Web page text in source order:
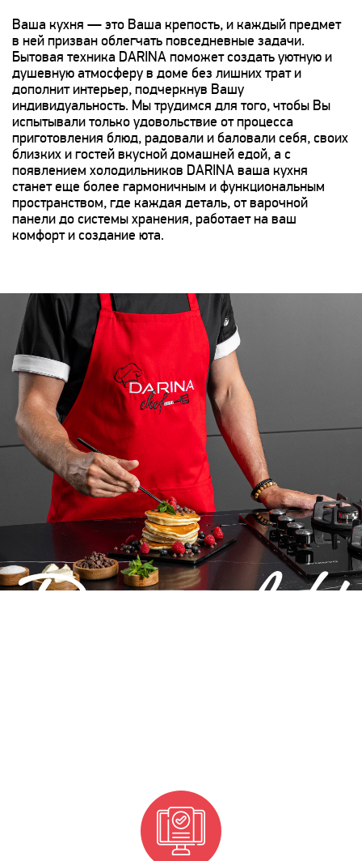
Ваша кухня — это Ваша крепость, и каждый предмет
в ней призван облегчать повседневные задачи.
Бытовая техника DARINA поможет создать уютную и
душевную атмосферу в доме без лишних трат и
дополнит интерьер, подчеркнув Вашу
индивидуальность. Мы трудимся для того, чтобы Вы
испытывали только удовольствие от процесса
приготовления блюд, радовали и баловали себя, своих
близких и гостей вкусной домашней едой, а с
появлением холодильников DARINA ваша кухня
станет еще более гармоничным и функциональным
пространством, где каждая деталь, от варочной
панели до системы хранения, работает на ваш
комфорт и создание юта.